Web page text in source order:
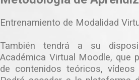
Entrenamiento de Modalidad
También tendrá a su
Académica Virtual Moodle, que
de contenidos teóricos,